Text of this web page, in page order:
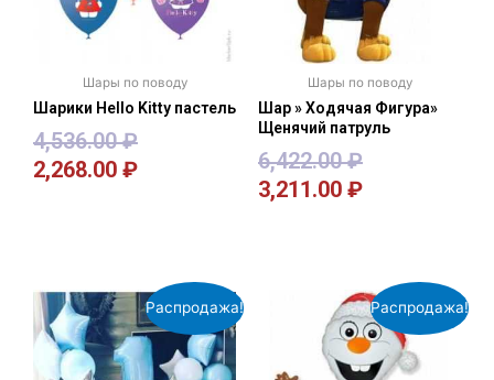
Шары по поводу
Шарики Hello Kitty пастель
4,536.00₽
2,268.00 ₽
Шары по поводу
Шар » Ходячая Фигура»
Щенячий патруль
6,422.00₽
3,211.00 ₽
Распродажа! Распродажа!